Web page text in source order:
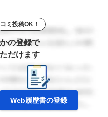
ミ投稿OK！
の登録で
だけます
Web履歴書の登録